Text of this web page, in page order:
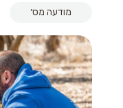
מודעה מס׳